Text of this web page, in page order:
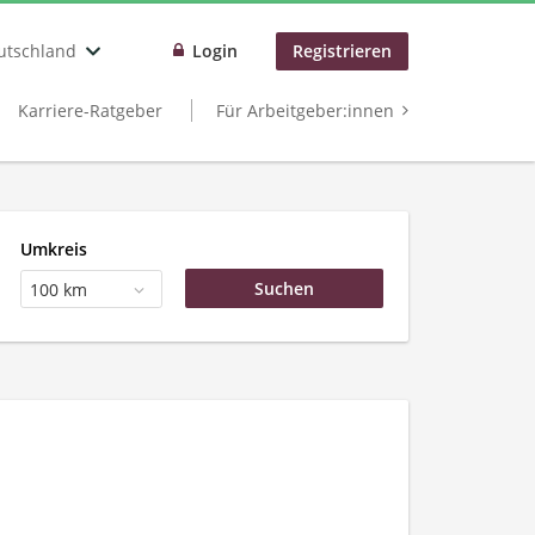
Login Registrieren
Karriere-Ratgeber Für Arbeitgeber:innen
Umkreis
100 km